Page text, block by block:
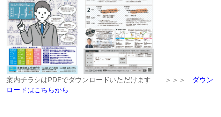
案内チラシはPDFでダウンロードいただけます ＞＞＞ ダウン
ロードはこちらから